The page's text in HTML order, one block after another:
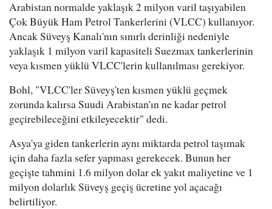
Arabistan normalde yaklaşık 2 milyon varil taşıyabilen
Çok Büyük Ham Petrol Tankerlerini (VLCC) kullanıyor.
Ancak Süveyş Kanalı'nın sınırlı derinliği nedeniyle
yaklaşık 1 milyon varil kapasiteli Suezmax tankerlerinin
veya kısmen yüklü VLCC'lerin kullanılması gerekiyor.
Bohl, "VLCC'ler Süveyş'ten kısmen yüklü geçmek
zorunda kalırsa Suudi Arabistan'ın ne kadar petrol
geçirebileceğini etkileyecektir" dedi.
Asya'ya giden tankerlerin aynı miktarda petrol taşımak
için daha fazla sefer yapması gerekecek. Bunun her
geçişte tahmini 1.6 milyon dolar ek yakıt maliyetine ve 1
milyon dolarlık Süveyş geçiş ücretine yol açacağı
belirtiliyor.